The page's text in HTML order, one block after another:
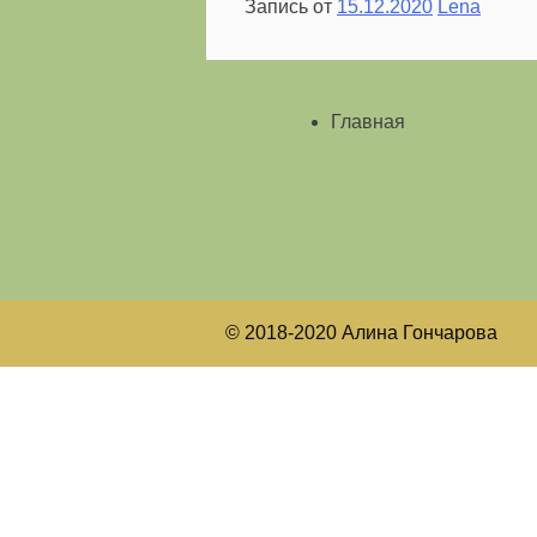
Запись от 15.12.2020 Lena
Главная
© 2018-2020 Алина Гончарова